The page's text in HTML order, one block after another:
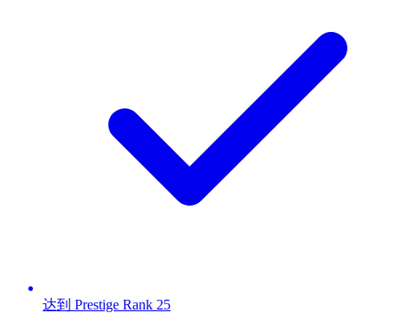
达到 Prestige Rank 25